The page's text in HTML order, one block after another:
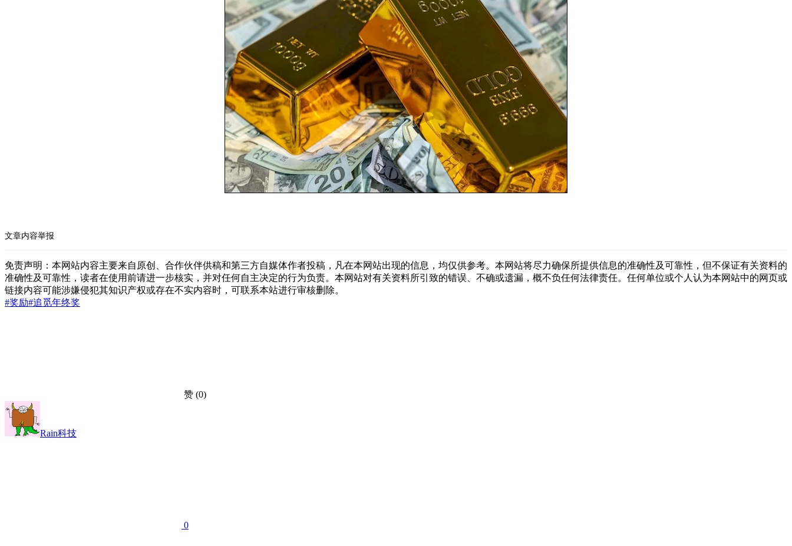
文章内容举报
免责声明：本网站内容主要来自原创、合作伙伴供稿和第三方自媒体作者投稿，凡在本网站出现的信息，均仅供参考。本网站将尽力确保所提供信息的准确性及可靠性，但不保证有关资料的
准确性及可靠性，读者在使用前请进一步核实，并对任何自主决定的行为负责。本网站对有关资料所引致的错误、不确或遗漏，概不负任何法律责任。任何单位或个人认为本网站中的网页或
链接内容可能涉嫌侵犯其知识产权或存在不实内容时，可联系本站进行审核删除。
#奖励#追觅年终奖
赞 (0)
Rain科技
0